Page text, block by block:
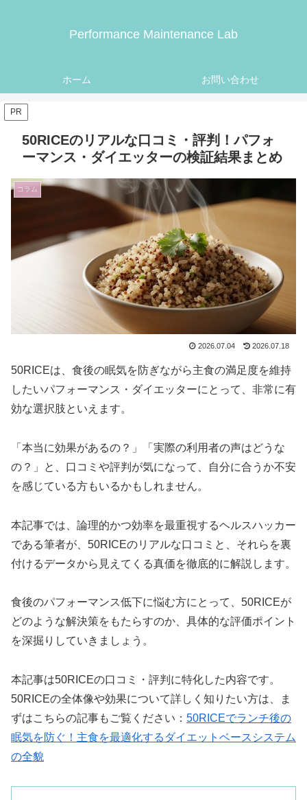
Performance Maintenance Lab
ホーム お問い合わせ
PR
50RICEのリアルな口コミ・評判！パフォ
ーマンス・ダイエッターの検証結果まとめ
コラム
2026.07.04 2026.07.18
50RICEは、食後の眠気を防ぎながら主食の満足度を維持
したいパフォーマンス・ダイエッターにとって、非常に有
効な選択肢といえます。
「本当に効果があるの？」「実際の利用者の声はどうな
の？」と、口コミや評判が気になって、自分に合うか不安
を感じている方もいるかもしれません。
本記事では、論理的かつ効率を最重視するヘルスハッカー
である筆者が、50RICEのリアルな口コミと、それらを裏
付けるデータから見えてくる真価を徹底的に解説します。
食後のパフォーマンス低下に悩む方にとって、50RICEが
どのような解決策をもたらすのか、具体的な評価ポイント
を深掘りしていきましょう。
本記事は50RICEの口コミ・評判に特化した内容です。
50RICEの全体像や効果について詳しく知りたい方は、ま
ずはこちらの記事もご覧ください： 50RICEでランチ後の
眠気を防ぐ！主食を最適化するダイエットベースシステム
の全貌